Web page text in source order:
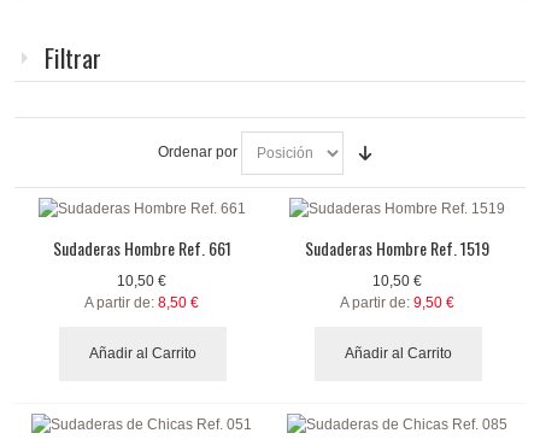
Filtrar
Ordenar por
Sudaderas Hombre Ref. 661
10,50 €
A partir de: 8,50 €
Añadir al Carrito
Sudaderas Hombre Ref. 1519
10,50 €
A partir de: 9,50 €
Añadir al Carrito